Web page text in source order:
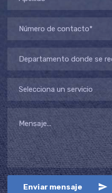
Departamento donde se
Selecciona un servicio
Enviar mensaje